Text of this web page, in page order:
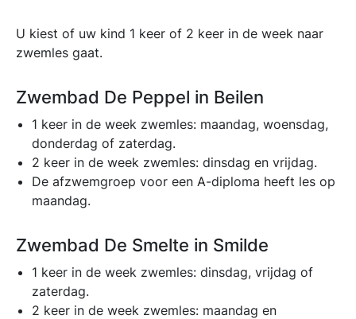
U kiest of uw kind 1 keer of 2 keer in de week naar
zwemles gaat.
Zwembad De Peppel in Beilen
1 keer in de week zwemles: maandag, woensdag,
donderdag of zaterdag.
2 keer in de week zwemles: dinsdag en vrijdag.
De afzwemgroep voor een A-diploma heeft les op
maandag.
Zwembad De Smelte in Smilde
1 keer in de week zwemles: dinsdag, vrijdag of
zaterdag.
2 keer in de week zwemles: maandag en